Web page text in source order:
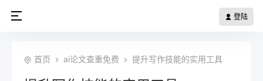
登陆
首页 ai论文查重免费 提升写作技能的实用工具